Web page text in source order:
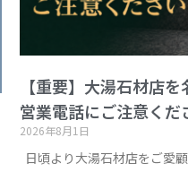
【重要】大湯石材店
営業電話にご注意くだ
2026年8月1日
日頃より大湯石材店をご愛顧